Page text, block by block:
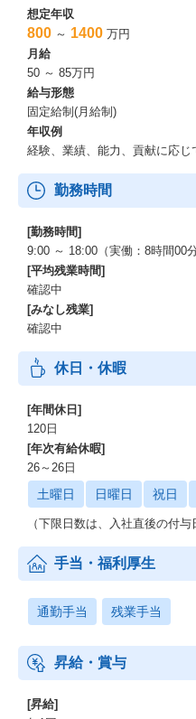
例：関係者のITリテラシや職掌
言葉を自社技術者に、自社技術
く伝えることができること
・多くの関係者との折衝・交渉
を使い分け／組み合わせた柔軟
が可能であること
・顧客の業務を理解し、必要に
際に行うなど、現場に寄り添っ
ること
・課題分析スキル
・顧客全体の利用状況だけで
分析し、導入阻害要因は何か、
決策の提示ができること
・ソリューション提案スキル
・自社プロダクト／サービスの
業務や全体像を見渡し、自社プ
客に訴求し、
自社プロダクトの導入に関し
ること
想定年収
800 ～ 1400 万円
月給
50 ～ 85万円
給与形態
固定給制(月給制)
年収例
経験、業績、能力、貢献に応
勤務時間
[勤務時間]
9:00 ～ 18:00（実働：8時間00
[平均残業時間]
確認中
[みなし残業]
確認中
休日・休暇
[年間休日]
120日
[年次有給休暇]
26～26日
土曜日 日曜日 祝日
（下限日数は、入社直後の付与
手当・福利厚生
通勤手当 残業手当
昇給・賞与
[昇給]